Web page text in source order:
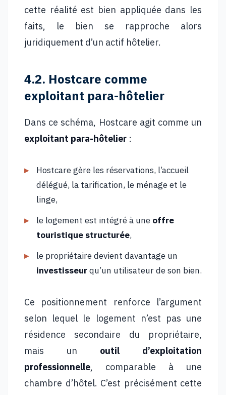
cette réalité est bien appliquée dans les
faits, le bien se rapproche alors
juridiquement d’un actif hôtelier.
4.2. Hostcare comme
exploitant para-hôtelier
Dans ce schéma, Hostcare agit comme un
exploitant para-hôtelier :
Hostcare gère les réservations, l’accueil
délégué, la tarification, le ménage et le
linge,
le logement est intégré à une offre
touristique structurée,
le propriétaire devient davantage un
investisseurqu’un utilisateur de son bien.
Ce positionnement renforce l’argument
selon lequel le logement n’est pas une
résidence secondaire du propriétaire,
mais un outil d’exploitation
professionnelle, comparable à une
chambre d’hôtel. C’est précisément cette